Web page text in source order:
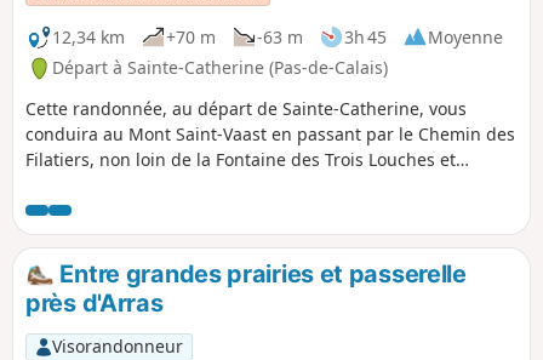
12,34 km
+70 m -63 m 3h 45
Moyenne
Départ à Sainte-Catherine (Pas-de-Calais)
Cette randonnée, au départ de Sainte-Catherine, vous
conduira au Mont Saint-Vaast en passant par le Chemin des
Filatiers, non loin de la Fontaine des Trois Louches et
Entre grandes prairies et passerelle
près d'Arras
Visorandonneur